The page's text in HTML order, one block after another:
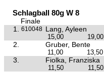
Schlagball 80g W 8
Finale
1.
610048 Lang, Ayleen
15,00 19,00
2. Gruber, Bente
11,00 13,50
3. Fiolka, Franziska
11,50 11,50